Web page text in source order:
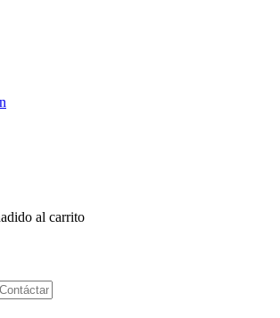
al carrito